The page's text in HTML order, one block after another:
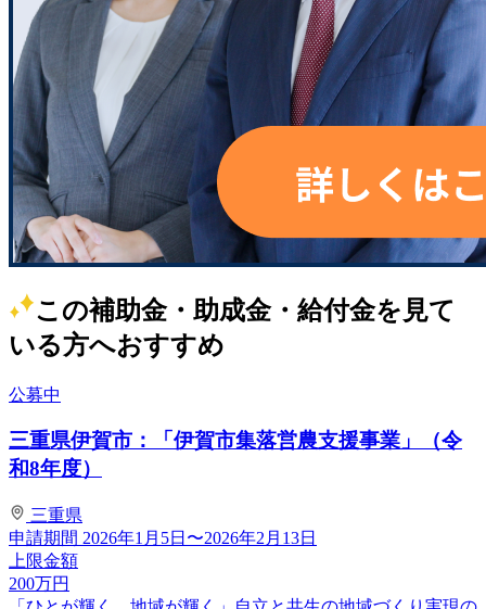
この補助金・助成金・給付金を見て
いる方へおすすめ
公募中
三重県伊賀市：「伊賀市集落営農支援事業」（令
和8年度）
三重県
申請期間 2026年1月5日〜2026年2月13日
上限金額
200万円